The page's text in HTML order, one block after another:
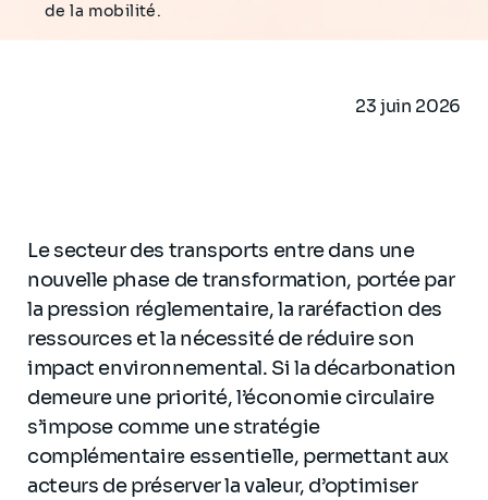
de la mobilité.
23 juin 2026
Le secteur des transports entre dans une
nouvelle phase de transformation, portée par
la pression réglementaire, la raréfaction des
ressources et la nécessité de réduire son
impact environnemental. Si la décarbonation
demeure une priorité, l’économie circulaire
s’impose comme une stratégie
complémentaire essentielle, permettant aux
acteurs de préserver la valeur, d’optimiser